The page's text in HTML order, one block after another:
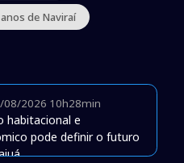
de Naviraí
08/2026 10h28min
habitacional e
pode definir o futuro